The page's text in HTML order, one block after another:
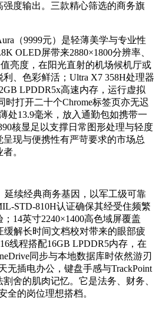
度输出。三款精心筛选的商务旗
（9999元）是轻薄美学与专业性
OLED屏带来2880×1800分辨率、
亮度，在阳光直射的机场候机厅或
、色彩鲜活；Ultra X7 358H处理器
LPDDR5x高速内存，运行虚拟
时打开二十个Chrome标签页亦无迟
处13.9毫米，放入通勤包如携带一
核显足以支撑日常图形处理与轻度
现与便携性有严苛要求的市场总
。
延续经典商务基因，以军工级可靠
STD-810H认证确保其经受住频繁
14英寸2240×1400高色域屏覆盖
缓解长时间文档校对带来的眼部疲
线程搭配16GB LPDDR5内存，在
同步与本地数据库时依然游刃
无插电办公，键盘手感与TrackPoint
舍的肌肉记忆。它是法务、财务、
全的岗位理想搭档。